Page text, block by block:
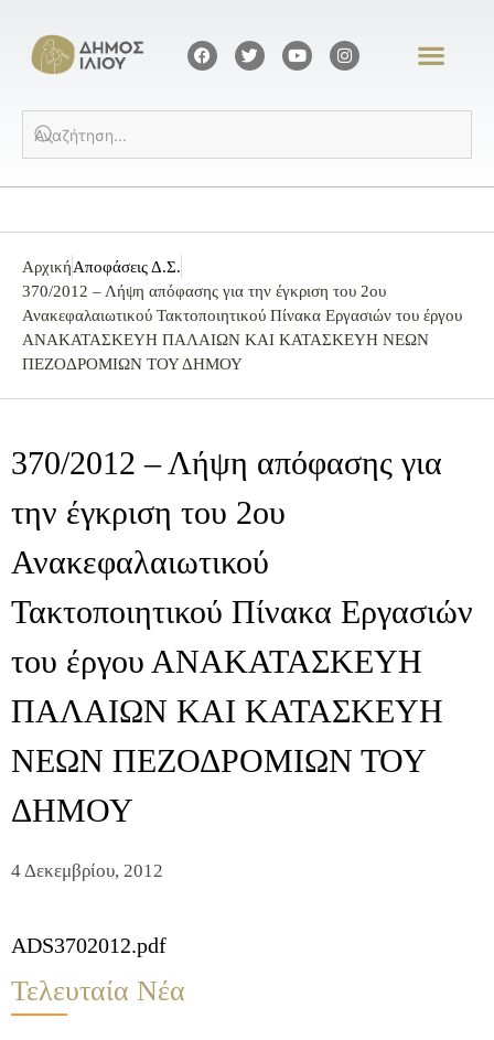
ΑρχικήΑποφάσεις Δ.Σ.
370/2012 – Λήψη απόφασης για την έγκριση του 2ου
Ανακεφαλαιωτικού Τακτοποιητικού Πίνακα Εργασιών του έργου
ΑΝΑΚΑΤΑΣΚΕΥΗ ΠΑΛΑΙΩΝ ΚΑΙ ΚΑΤΑΣΚΕΥΗ ΝΕΩΝ
ΠΕΖΟΔΡΟΜΙΩΝ ΤΟΥ ΔΗΜΟΥ
370/2012 – Λήψη απόφασης για
την έγκριση του 2ου
Ανακεφαλαιωτικού
Τακτοποιητικού Πίνακα Εργασιών
του έργου ΑΝΑΚΑΤΑΣΚΕΥΗ
ΠΑΛΑΙΩΝ ΚΑΙ ΚΑΤΑΣΚΕΥΗ
ΝΕΩΝ ΠΕΖΟΔΡΟΜΙΩΝ ΤΟΥ
ΔΗΜΟΥ
4 Δεκεμβρίου, 2012
ADS3702012.pdf
Τελευταία Νέα